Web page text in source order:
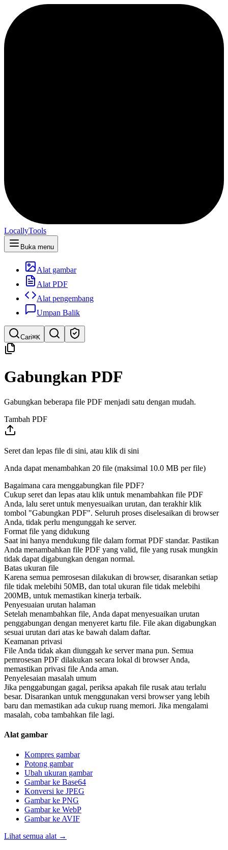
LocallyTools
Buka menu
Alat gambar
Alat PDF
Alat pengembang
Umpan Balik
Cari⌘K
Cari alat
Pencarian cepat untuk alat
Gabungkan PDF
Gabungkan beberapa file PDF menjadi satu dengan mudah.
Tambah PDF
Seret dan lepas file di sini, atau klik di sini
Anda dapat menambahkan 20 file (maksimal 10.0 MB per file)
Bagaimana cara menggabungkan file PDF?
Cukup seret dan lepas atau klik untuk menambahkan file PDF
Anda, lalu seret untuk menyesuaikan urutan, dan terakhir klik
tombol "Gabungkan PDF". Seluruh proses diselesaikan di browser
Anda, tidak perlu mengunggah ke server.
Format file yang didukung
Saat ini hanya mendukung file dalam format PDF standar. Pastikan
Anda menambahkan file PDF yang valid, file yang rusak mungkin
tidak dapat digabungkan dengan normal.
Batas ukuran file
Karena semua pemrosesan dilakukan di browser, disarankan setiap
file tidak melebihi 50MB, dan total ukuran file tidak melebihi
200MB, untuk memastikan kinerja terbaik.
Penyesuaian urutan halaman
Setelah menambahkan file, Anda dapat menyesuaikan urutan
penggabungan dengan menyeret kartu file. File akan digabungkan
sesuai urutan dari atas ke bawah dalam daftar.
Keamanan privasi
File Anda tidak akan diunggah ke server mana pun. Semua
pemrosesan PDF dilakukan secara lokal di browser Anda,
memastikan privasi file Anda aman.
Penyelesaian masalah umum
Jika penggabungan gagal, periksa apakah file rusak atau terlalu
besar. Disarankan untuk menggunakan versi browser yang lebih
baru dan memastikan ada cukup ruang memori. Jika mengalami
masalah, coba tambahkan file lagi.
Alat gambar
Kompres gambar
Potong gambar
Ubah ukuran gambar
Gambar ke Base64
Konversi ke JPEG
Gambar ke PNG
Gambar ke WebP
Gambar ke AVIF
Lihat semua alat→